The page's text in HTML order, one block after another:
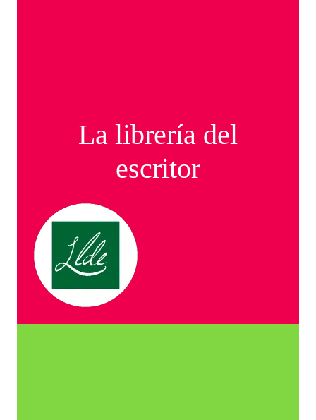
La librería del
escritor